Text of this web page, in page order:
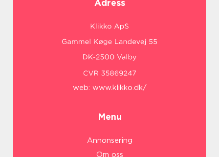
Adress
web: www.klikko.dk/
Menu
Annonsering
Om oss